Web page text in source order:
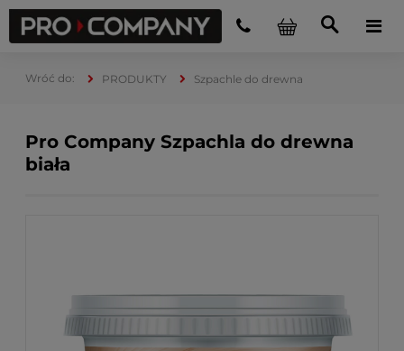
PRODUKTY Szpachle do drewna
Pro Company Szpachla do drewna
biała